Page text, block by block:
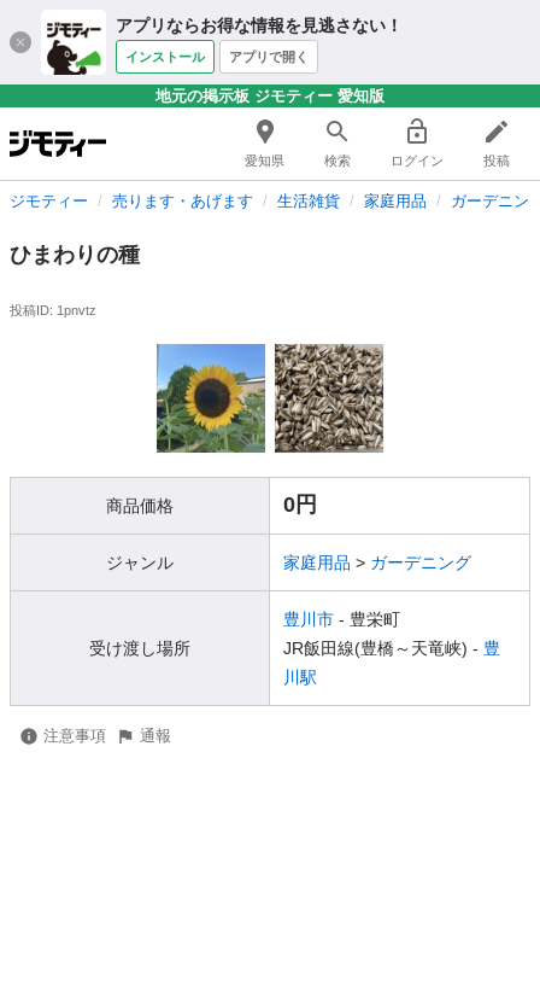
アプリならお得な情報を見逃さない！
インストール アプリで開く
地元の掲示板 ジモティー 愛知版
愛知県 検索 ログイン 投稿
ジモティー 売ります・あげます 生活雑貨 家庭用品 ガーデニン
ひまわりの種
投稿ID: 1pnvtz
商品価格 0円
ジャンル 家庭用品 > ガーデニング
受け渡し場所
豊川市 - 豊栄町
JR飯田線(豊橋～天竜峡) - 豊
川駅
注意事項 通報